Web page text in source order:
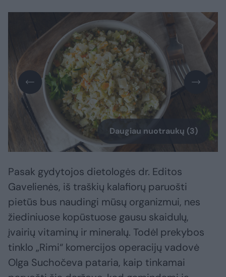
Daugiau nuotraukų (3)
Pasak gydytojos dietologės dr. Editos
Gavelienės, iš traškių kalafiorų paruošti
pietūs bus naudingi mūsų organizmui, nes
žiediniuose kopūstuose gausu skaidulų,
įvairių vitaminų ir mineralų. Todėl prekybos
tinklo „Rimi“ komercijos operacijų vadovė
Olga Suchočeva pataria, kaip tinkamai